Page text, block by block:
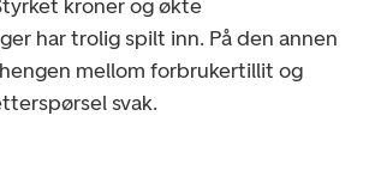
kroner og økte
har trolig spilt inn. På den annen
mellom forbrukertillit og
svak.